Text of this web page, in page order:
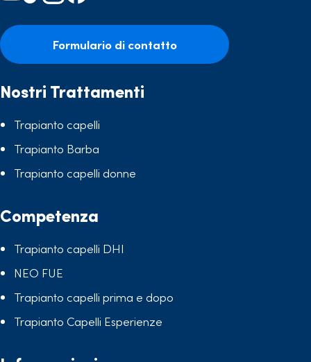
Formulario di contatto
Nostri Trattamenti
Trapianto capelli
Trapianto Barba
Trapianto capelli donne
Competenza
Trapianto capelli DHI
NEO FUE
Trapianto capelli prima e dopo
Trapianto Capelli Esperienze